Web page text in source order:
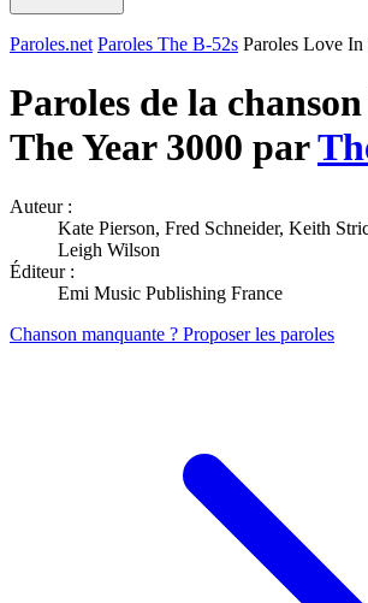
Paroles.net Paroles The B-52s Paroles Love In
Paroles de la
The Year 3000 par
Auteur :
Kate Pierson, Fred Schneider, Keith
Leigh Wilson
Éditeur :
Emi Music Publishing France
Chanson manquante ? Proposer les paroles